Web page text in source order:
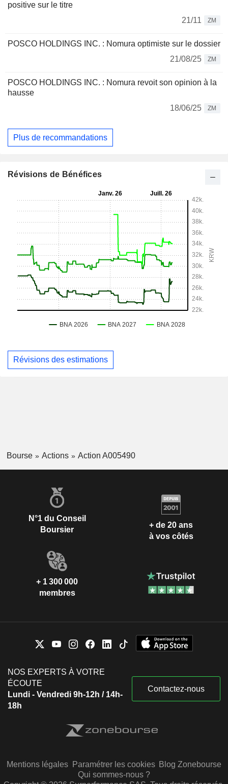
positive sur le titre
21/11
ZM
POSCO HOLDINGS INC. : Nomura optimiste sur le dossier
21/08/25
ZM
POSCO HOLDINGS INC. : Nomura revoit son opinion à la
hausse
18/06/25
ZM
Plus de recommandations
Révisions de Bénéfices
Révisions des estimations
Bourse Actions Action A005490
N°1 du Conseil
Boursier
+ de 20 ans
à vos côtés
+ 1 300 000
membres
NOS EXPERTS À VOTRE
ÉCOUTE
Lundi - Vendredi 9h-12h / 14h-
18h
Contactez-nous
Mentions légales Paramétrer les cookies Blog Zonebourse
Qui sommes-nous ?